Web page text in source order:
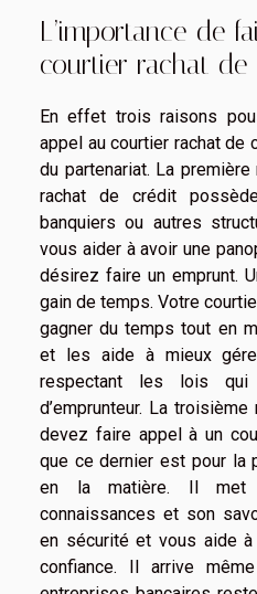
L’importance de
courtier rachat
En effet trois raisons
appel au courtier rachat de
du partenariat. La
rachat de crédit
banquiers ou autres
vous aider à avoir une
désirez faire un emprunt.
gain de temps. Votre
gagner du temps tout en
et les aide à mieux
respectant les lois qui
d’emprunteur. La
devez faire appel à un
que ce dernier est pour la
en la matière. Il met
connaissances et son
en sécurité et vous aide
confiance. Il arrive